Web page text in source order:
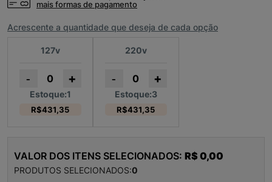
mais formas de pagamento
Acrescente a quantidade que deseja de cada opção
127v
- +
Estoque:1
R$431,35
220v
- +
Estoque:3
R$431,35
VALOR DOS ITENS SELECIONADOS: R$ 0,00
PRODUTOS SELECIONADOS:0